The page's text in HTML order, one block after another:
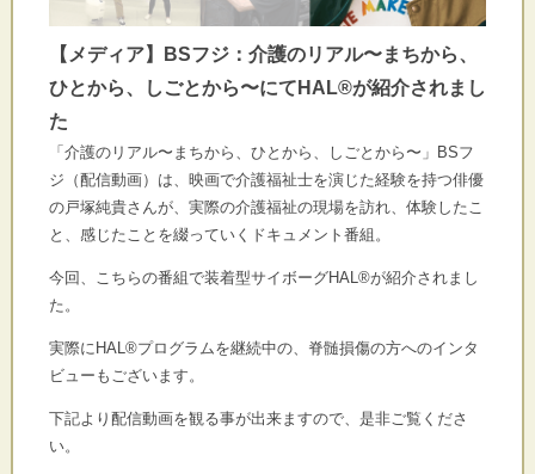
【メディア】BSフジ：介護のリアル〜まちから、
ひとから、しごとから〜にてHAL®が紹介されまし
た
「介護のリアル〜まちから、ひとから、しごとから〜」BSフ
ジ（配信動画）は、映画で介護福祉士を演じた経験を持つ俳優
の戸塚純貴さんが、実際の介護福祉の現場を訪れ、体験したこ
と、感じたことを綴っていくドキュメント番組。
今回、こちらの番組で装着型サイボーグHAL®が紹介されまし
た。
実際にHAL®プログラムを継続中の、脊髄損傷の方へのインタ
ビューもございます。
下記より配信動画を観る事が出来ますので、是非ご覧くださ
い。